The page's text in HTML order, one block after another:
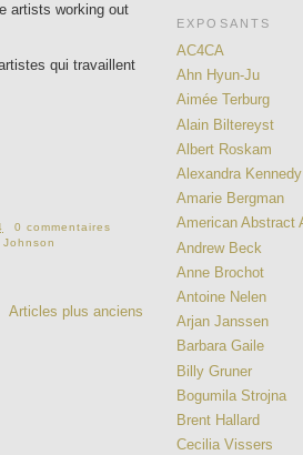
artists working out
qui travaillent
0 commentaires
Articles plus anciens
EXPOSANTS
AC4CA
Ahn Hyun-Ju
Aimée Terburg
Alain Biltereyst
Albert Roskam
Alexandra Kennedy
Amarie Bergman
American Abstract
Andrew Beck
Anne Brochot
Antoine Nelen
Arjan Janssen
Barbara Gaile
Billy Gruner
Bogumila Strojna
Brent Hallard
Cecilia Vissers